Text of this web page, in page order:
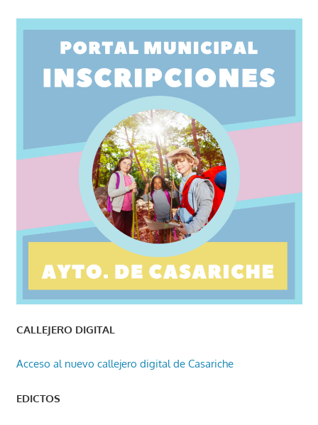
CALLEJERO DIGITAL
Acceso al nuevo callejero digital de Casariche
EDICTOS